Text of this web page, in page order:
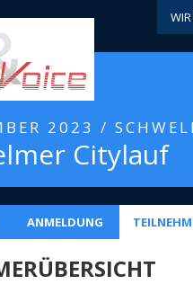
2023 /
Citylauf
ANMELDUNG